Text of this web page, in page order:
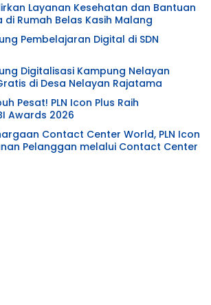
Layanan Kesehatan dan Bantuan
di Rumah Belas Kasih Malang
Pembelajaran Digital di SDN
Digitalisasi Kampung Nelayan
di Desa Nelayan Rajatama
Pesat! PLN Icon Plus Raih
Awards 2026
Contact Center World, PLN Icon
Pelanggan melalui Contact Center